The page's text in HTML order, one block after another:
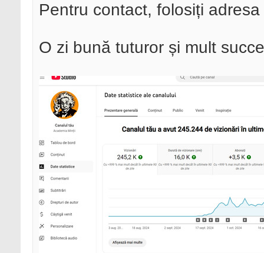
Pentru contact, folosiți
O zi bună tuturor și mult